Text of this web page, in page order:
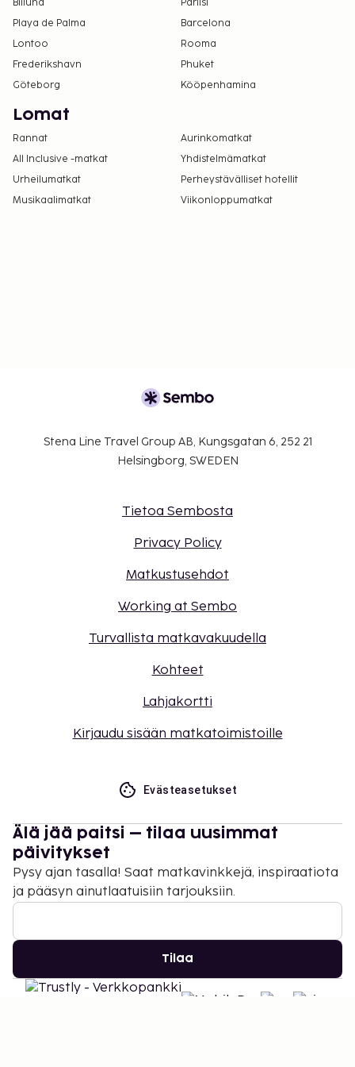
eivät voi ylittää 500 EUR:n suuruista summaa
tässä majoituspaikassa. Saat lisätietoja asiasta
ottamalla yhteyttä majoituspaikkaan
varausvahvistuksessa olevien tietojen avulla.
pääsemiseksi.
Kaikki maksut voidaan maksaa käteisettömillä
maksutavoilla.
Billund
Pariisi
Playa de Palma
Barcelona
Lontoo
Rooma
Frederikshavn
Phuket
Göteborg
Kööpenhamina
Lomat
Rannat
Aurinkomatkat
All Inclusive -matkat
Yhdistelmämatkat
Urheilumatkat
Perheystävälliset hotellit
Musikaalimatkat
Viikonloppumatkat
Stena Line Travel Group AB, Kungsgatan 6, 252 21
Helsingborg, SWEDEN
Tietoa Sembosta
Privacy Policy
Matkustusehdot
Working at Sembo
Turvallista matkavakuudella
Kohteet
Lahjakortti
Kirjaudu sisään matkatoimistoille
Evästeasetukset
Älä jää paitsi – tilaa uusimmat
päivitykset
Pysy ajan tasalla! Saat matkavinkkejä, inspiraatiota
ja pääsyn ainutlaatuisiin tarjouksiin.
Tilaa